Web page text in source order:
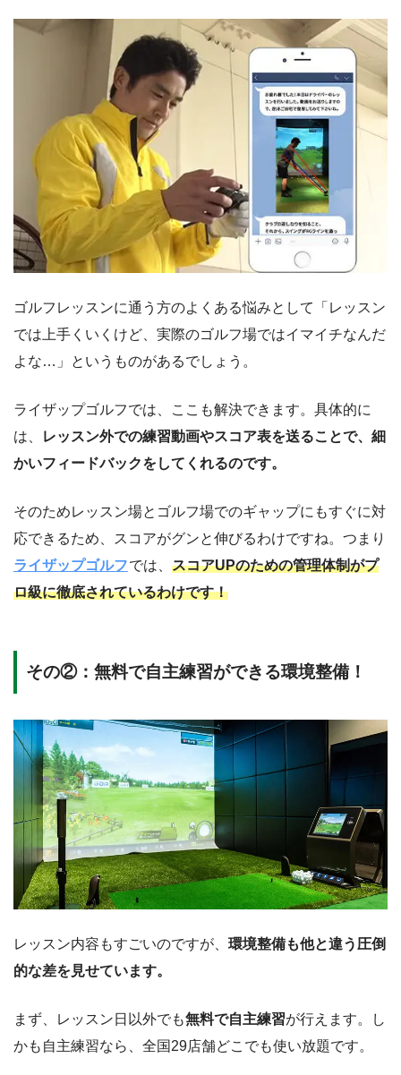
ゴルフレッスンに通う方のよくある悩みとして「レッスン
では上手くいくけど、実際のゴルフ場ではイマイチなんだ
よな…」というものがあるでしょう。
ライザップゴルフでは、ここも解決できます。具体的に
は、
レッスン外での練習動画やスコア表を送ることで、細
かいフィードバックをしてくれるのです。
そのためレッスン場とゴルフ場でのギャップにもすぐに対
応できるため、スコアがグンと伸びるわけですね。つまり
ライザップゴルフでは、 スコアUPのための管理体制がプ
ロ級に徹底されているわけです！
その②：無料で自主練習ができる環境整備！
レッスン内容もすごいのですが、 環境整備も他と違う圧倒
的な差を見せています。
まず、レッスン日以外でも無料で自主練習が行えます。し
かも自主練習なら、全国29店舗どこでも使い放題です。